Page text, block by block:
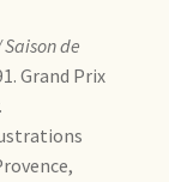
de
Grand Prix